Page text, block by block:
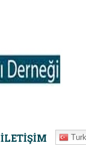
İLETIŞIM